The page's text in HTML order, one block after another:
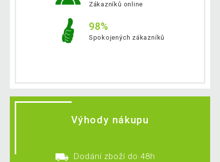
Zákazníků online
98%
Spokojených zákazníků
Výhody nákupu
Dodání zboží do 48h